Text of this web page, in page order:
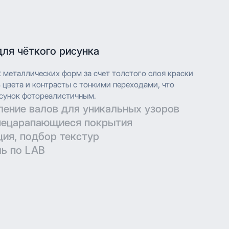
чёткого рисунка
металлических форм за счет толстого слоя краски
и контрасты с тонкими переходами, что
фотореалистичным.
валов для уникальных узоров
параметров для гравировки позволяют
дизайн при печати.
покрытия
поверхности с дополнительной защитой
подбор текстур
печати с высоким разрешением, что
по LAB